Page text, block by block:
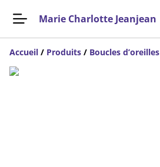
Marie Charlotte Jeanjean
Accueil / Produits / Boucles d’oreilles